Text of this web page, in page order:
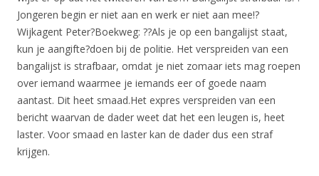
Jongeren begin er niet aan en werk er niet aan mee!?
Wijkagent Peter?Boekweg: ??Als je op een bangalijst staat,
kun je aangifte?doen bij de politie. Het verspreiden van een
bangalijst is strafbaar, omdat je niet zomaar iets mag roepen
over iemand waarmee je iemands eer of goede naam
aantast. Dit heet smaad.Het expres verspreiden van een
bericht waarvan de dader weet dat het een leugen is, heet
laster. Voor smaad en laster kan de dader dus een straf
krijgen.